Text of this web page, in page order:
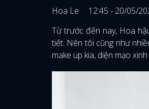
Hoa Le
12:45 - 20/05/
Từ trước đến nay, Hoa
tiết. Nên tôi cũng như
make up kia, diện mạo